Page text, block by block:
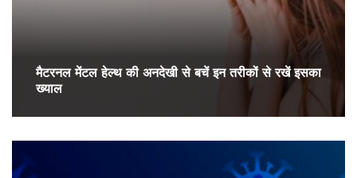
मैटरनल मेंटल हेल्थ की अनदेखी से बचें इन तरीकों से रखें इसका
ख्याल